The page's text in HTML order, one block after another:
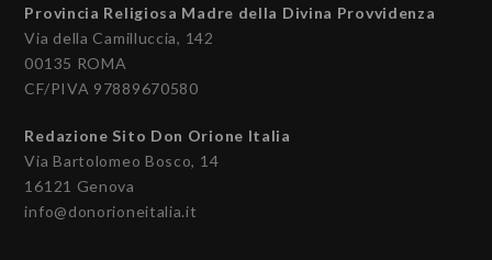
Provincia Religiosa Madre della Divina Provvidenza
Via della Camilluccia, 142
00135 ROMA
CF/PIVA 97889670580
Redazione Sito Don Orione Italia
Via Bartolomeo Bosco, 14
16121 Genova
info@donorioneitalia.it